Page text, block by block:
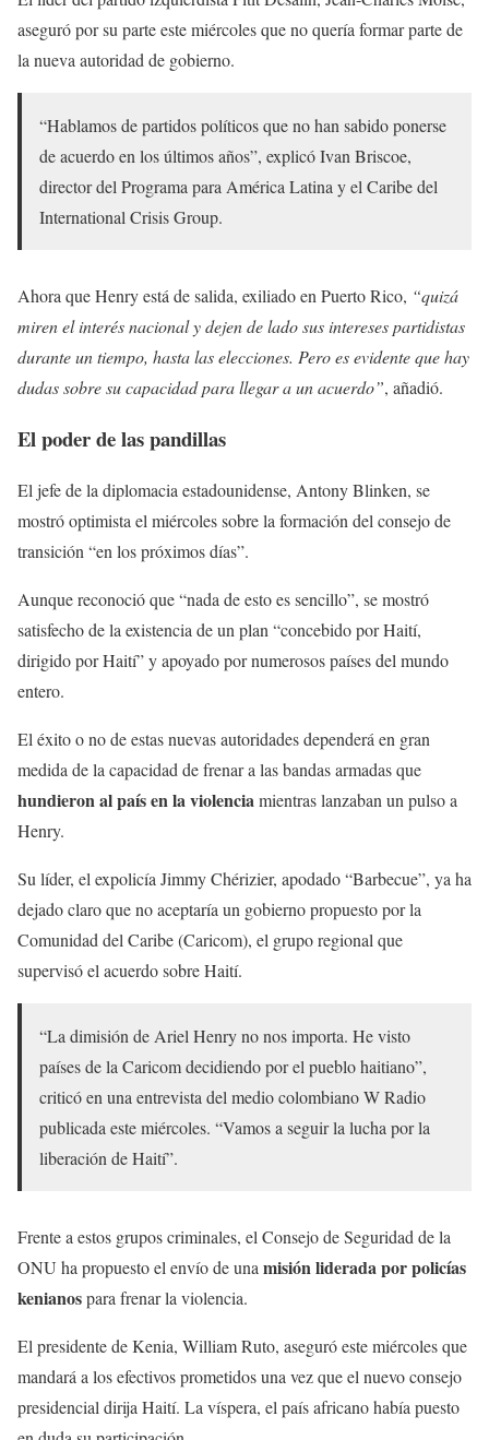
aseguró por su parte este miércoles que no quería formar parte de
la nueva autoridad de gobierno.
“Hablamos de partidos políticos que no han sabido ponerse
de acuerdo en los últimos años”, explicó Ivan Briscoe,
director del Programa para América Latina y el Caribe del
International Crisis Group.
Ahora que Henry está de salida, exiliado en Puerto Rico, “quizá
miren el interés nacional y dejen de lado sus intereses partidistas
durante un tiempo, hasta las elecciones. Pero es evidente que hay
dudas sobre su capacidad para llegar a un acuerdo”, añadió.
El poder de las pandillas
El jefe de la diplomacia estadounidense, Antony Blinken, se
mostró optimista el miércoles sobre la formación del consejo de
transición “en los próximos días”.
Aunque reconoció que “nada de esto es sencillo”, se mostró
satisfecho de la existencia de un plan “concebido por Haití,
dirigido por Haití” y apoyado por numerosos países del mundo
entero.
El éxito o no de estas nuevas autoridades dependerá en gran
medida de la capacidad de frenar a las bandas armadas que
hundieron al país en la violenciamientras lanzaban un pulso a
Henry.
Su líder, el expolicía Jimmy Chérizier, apodado “Barbecue”, ya ha
dejado claro que no aceptaría un gobierno propuesto por la
Comunidad del Caribe (Caricom), el grupo regional que
supervisó el acuerdo sobre Haití.
“La dimisión de Ariel Henry no nos importa. He visto
países de la Caricom decidiendo por el pueblo haitiano”,
criticó en una entrevista del medio colombiano W Radio
publicada este miércoles. “Vamos a seguir la lucha por la
liberación de Haití”.
Frente a estos grupos criminales, el Consejo de Seguridad de la
ONU ha propuesto el envío de una misión liderada por policías
kenianospara frenar la violencia.
El presidente de Kenia, William Ruto, aseguró este miércoles que
mandará a los efectivos prometidos una vez que el nuevo consejo
presidencial dirija Haití. La víspera, el país africano había puesto